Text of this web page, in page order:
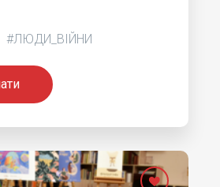
#ЛЮДИ_ВІЙНИ